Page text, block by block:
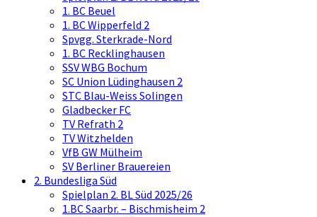
1. BC Beuel
1. BC Wipperfeld 2
Spvgg. Sterkrade-Nord
1. BC Recklinghausen
SSV WBG Bochum
SC Union Lüdinghausen 2
STC Blau-Weiss Solingen
Gladbecker FC
TV Refrath 2
TV Witzhelden
VfB GW Mülheim
SV Berliner Brauereien
2. Bundesliga Süd
Spielplan 2. BL Süd 2025/26
1.BC Saarbr. – Bischmisheim 2